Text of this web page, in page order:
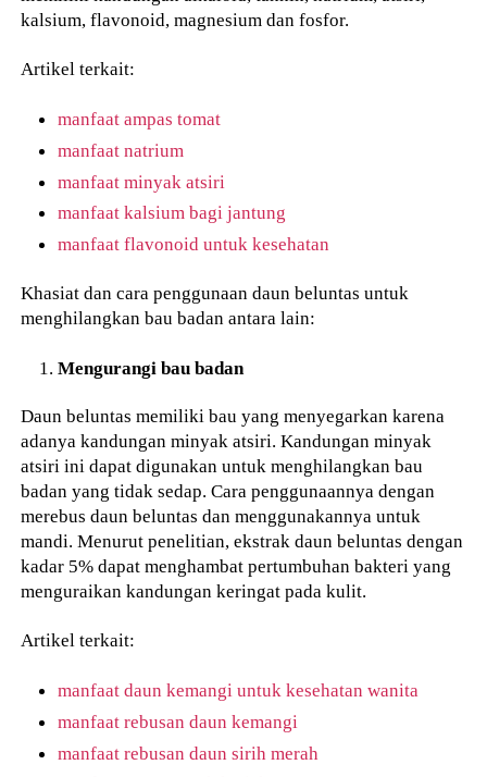
kalsium, flavonoid, magnesium dan fosfor.
Artikel terkait:
manfaat ampas tomat
manfaat natrium
manfaat minyak atsiri
manfaat kalsium bagi jantung
manfaat flavonoid untuk kesehatan
Khasiat dan cara penggunaan daun beluntas untuk
menghilangkan bau badan antara lain:
Mengurangi bau badan
Daun beluntas memiliki bau yang menyegarkan karena
adanya kandungan minyak atsiri. Kandungan minyak
atsiri ini dapat digunakan untuk menghilangkan bau
badan yang tidak sedap. Cara penggunaannya dengan
merebus daun beluntas dan menggunakannya untuk
mandi. Menurut penelitian, ekstrak daun beluntas dengan
kadar 5% dapat menghambat pertumbuhan bakteri yang
menguraikan kandungan keringat pada kulit.
Artikel terkait:
manfaat daun kemangi untuk kesehatan wanita
manfaat rebusan daun kemangi
manfaat rebusan daun sirih merah